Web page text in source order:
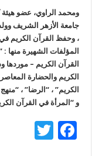
ومحمد الراوي، عضو هيئة
، وحفظ القرآن الكريم
المؤلفات الشهيرة منها
القرآن الكريم – موردها
الكريم والحضارة
الكريم” ، “الرضا” ،
و “المرأة في القرآن
F